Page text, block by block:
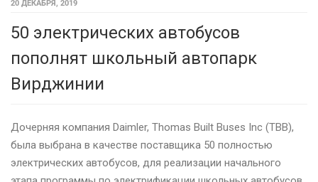
20 ДЕКАБРЯ, 2019
50 электрических автобусов
пополнят школьный автопарк
Вирджинии
Дочерняя компания Daimler, Thomas Built Buses Inc (TBB),
была выбрана в качестве поставщика 50 полностью
электрических автобусов, для реализации начального